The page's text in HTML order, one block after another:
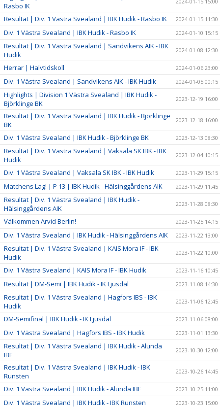
Rasbo IK
Resultat | Div. 1 Västra Svealand | IBK Hudik - Rasbo IK 2024-01-15 11:30
Div. 1 Västra Svealand | IBK Hudik - Rasbo IK 2024-01-10 15:15
Resultat | Div. 1 Västra Svealand | Sandvikens AIK - IBK
Hudik
2024-01-08 12:30
Herrar | Halvtidskoll 2024-01-06 23:00
Div. 1 Västra Svealand | Sandvikens AIK - IBK Hudik 2024-01-05 00:15
Highlights | Division 1 Västra Svealand | IBK Hudik -
Björklinge BK
2023-12-19 16:00
Resultat | Div. 1 Västra Svealand | IBK Hudik - Björklinge
BK
2023-12-18 16:00
Div. 1 Västra Svealand | IBK Hudik - Björklinge BK 2023-12-13 08:30
Resultat | Div. 1 Västra Svealand | Vaksala SK IBK - IBK
Hudik
2023-12-04 10:15
Div. 1 Västra Svealand | Vaksala SK IBK - IBK Hudik 2023-11-29 15:15
Matchens Lag! | P 13 | IBK Hudik - Hälsinggårdens AIK 2023-11-29 11:45
Resultat | Div. 1 Västra Svealand | IBK Hudik -
Hälsinggårdens AIK
2023-11-28 08:30
Välkommen Arvid Berlin! 2023-11-25 14:15
Div. 1 Västra Svealand | IBK Hudik - Hälsinggårdens AIK 2023-11-22 13:00
Resultat | Div. 1 Västra Svealand | KAIS Mora IF - IBK
Hudik
2023-11-22 10:00
Div. 1 Västra Svealand | KAIS Mora IF - IBK Hudik 2023-11-16 10:45
Resultat | DM-Semi | IBK Hudik - IK Ljusdal 2023-11-08 14:30
Resultat | Div. 1 Västra Svealand | Hagfors IBS - IBK
Hudik
2023-11-06 12:45
DM-Semifinal | IBK Hudik - IK Ljusdal 2023-11-06 08:00
Div. 1 Västra Svealand | Hagfors IBS - IBK Hudik 2023-11-01 13:30
Resultat | Div. 1 Västra Svealand | IBK Hudik - Alunda
IBF
2023-10-30 12:00
Resultat | Div. 1 Västra Svealand | IBK Hudik - IBK
Runsten
2023-10-26 14:45
Div. 1 Västra Svealand | IBK Hudik - Alunda IBF 2023-10-25 11:00
Div. 1 Västra Svealand | IBK Hudik - IBK Runsten 2023-10-23 15:00